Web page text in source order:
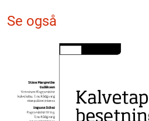
Se også